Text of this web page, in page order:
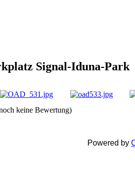
Signal-Iduna-Park
keine Bewertung)
Powered by